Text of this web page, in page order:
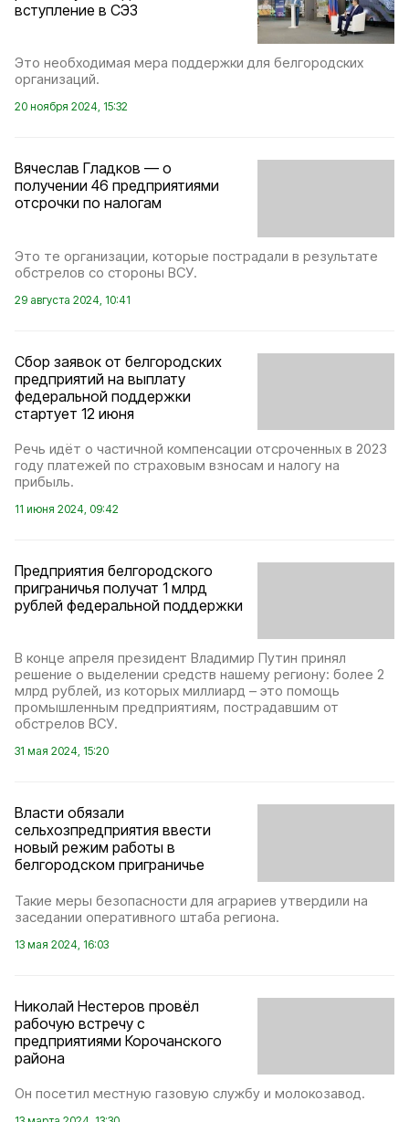
вступление в СЭЗ
Это необходимая мера поддержки для белгородских
организаций.
20 ноября 2024, 15:32
Вячеслав Гладков — о
получении 46 предприятиями
отсрочки по налогам
Это те организации, которые пострадали в результате
обстрелов со стороны ВСУ.
29 августа 2024, 10:41
Сбор заявок от белгородских
предприятий на выплату
федеральной поддержки
стартует 12 июня
Речь идёт о частичной компенсации отсроченных в 2023
году платежей по страховым взносам и налогу на
прибыль.
11 июня 2024, 09:42
Предприятия белгородского
приграничья получат 1 млрд
рублей федеральной поддержки
В конце апреля президент Владимир Путин принял
решение о выделении средств нашему региону: более 2
млрд рублей, из которых миллиард – это помощь
промышленным предприятиям, пострадавшим от
обстрелов ВСУ.
31 мая 2024, 15:20
Власти обязали
сельхозпредприятия ввести
новый режим работы в
белгородском приграничье
Такие меры безопасности для аграриев утвердили на
заседании оперативного штаба региона.
13 мая 2024, 16:03
Николай Нестеров провёл
рабочую встречу с
предприятиями Корочанского
района
Он посетил местную газовую службу и молокозавод.